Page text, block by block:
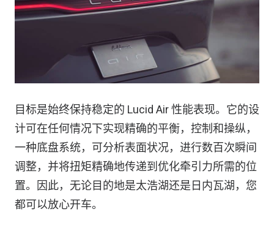
目标是始终保持稳定的 Lucid Air 性能表现。它的设
计可在任何情况下实现精确的平衡，控制和操纵，
一种底盘系统，可分析表面状况，进行数百次瞬间
调整，并将扭矩精确地传递到优化牵引力所需的位
置。因此，无论目的地是太浩湖还是日内瓦湖，您
都可以放心开车。